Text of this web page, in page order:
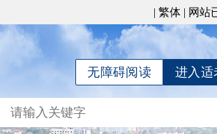
| 繁体 | 网站
进入适
无障碍阅读